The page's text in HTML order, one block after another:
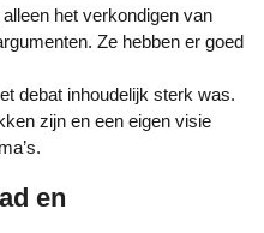
het verkondigen van
Ze hebben er goed
debat inhoudelijk sterk was.
zijn en een eigen visie
en